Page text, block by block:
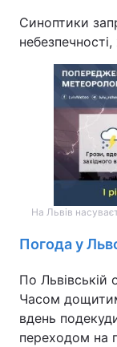
Синоптики
На Львів
Погода у
По Львівській
Часом
вдень
переходом на